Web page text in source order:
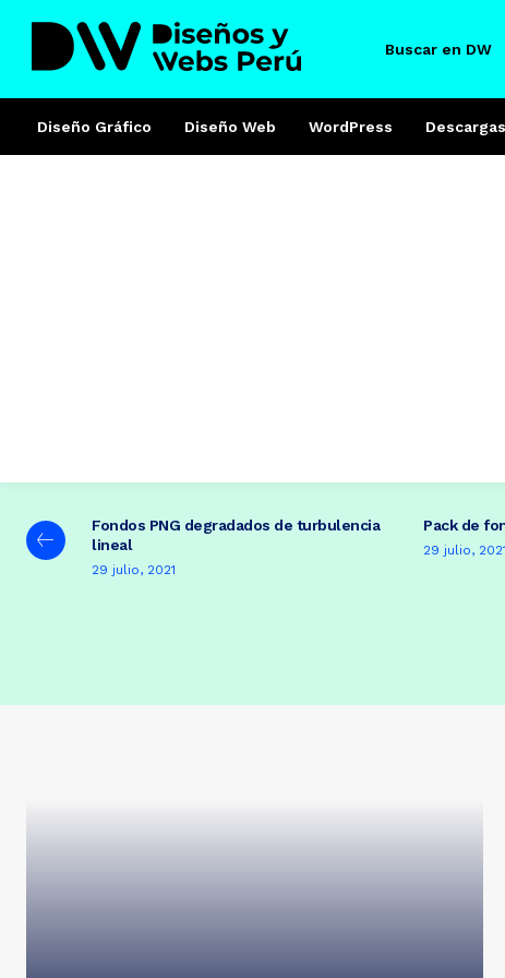
Buscar en DW
Diseño Gráfico Diseño Web WordPress Descargas
Fondos PNG degradados de turbulencia
lineal
29 julio, 2021
Pack de
29 julio, 2021